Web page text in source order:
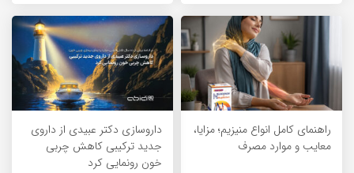
راهنمای کامل انواع منیزیم؛ مزایا،
معایب و موارد مصرف
داروسازی دکتر عبیدی از داروی
جدید ترکیبی کاهش چربی
خون رونمایی کرد